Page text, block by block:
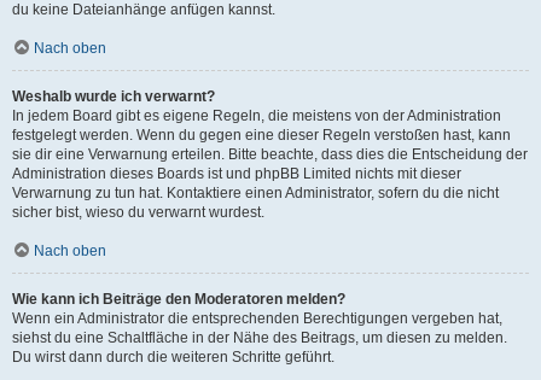
du keine Dateianhänge anfügen kannst.
Nach oben
Weshalb wurde ich verwarnt?
In jedem Board gibt es eigene Regeln, die meistens von der Administration
festgelegt werden. Wenn du gegen eine dieser Regeln verstoßen hast, kann
sie dir eine Verwarnung erteilen. Bitte beachte, dass dies die Entscheidung der
Administration dieses Boards ist und phpBB Limited nichts mit dieser
Verwarnung zu tun hat. Kontaktiere einen Administrator, sofern du die nicht
sicher bist, wieso du verwarnt wurdest.
Nach oben
Wie kann ich Beiträge den Moderatoren melden?
Wenn ein Administrator die entsprechenden Berechtigungen vergeben hat,
siehst du eine Schaltfläche in der Nähe des Beitrags, um diesen zu melden.
Du wirst dann durch die weiteren Schritte geführt.